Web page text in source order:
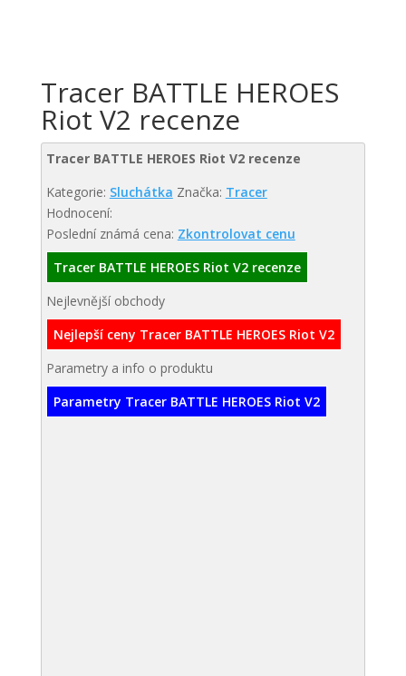
Tracer BATTLE HEROES
Riot V2 recenze
Tracer BATTLE HEROES Riot V2 recenze
Kategorie: Sluchátka Značka: Tracer
Hodnocení:
Poslední známá cena: Zkontrolovat cenu
Tracer BATTLE HEROES Riot V2 recenze
Nejlevnější obchody
Nejlepší ceny Tracer BATTLE HEROES Riot V2
Parametry a info o produktu
Parametry Tracer BATTLE HEROES Riot V2